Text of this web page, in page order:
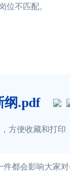
位不匹配。
纲.pdf
方便收藏和打印
会影响大家对